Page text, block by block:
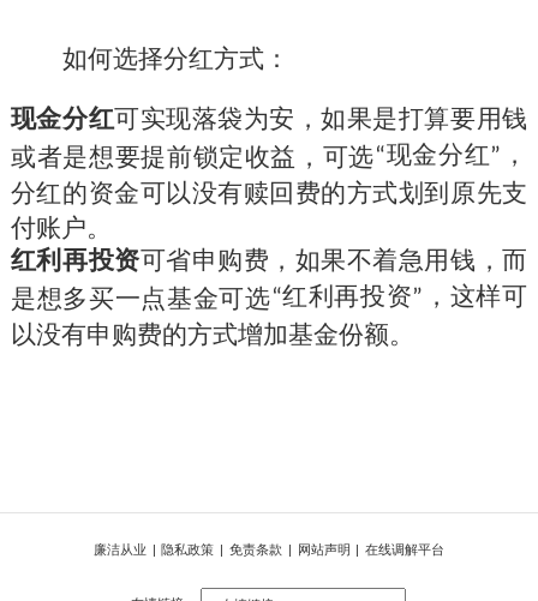
如何选择分红方式：
现金分红可实现落袋为安，如果是打算要用钱
或者是想要提前锁定收益，可选“现金分红” ，
分红的资金可以没有赎回费的方式划到原先支
付账户。
红利再投资可省申购费，如果不着急用钱，而
是想多买一点基金可选“红利再投资” ，这样可
以没有申购费的方式增加基金份额。
廉洁从业 | 隐私政策 | 免责条款 | 网站声明 | 在线调解平台